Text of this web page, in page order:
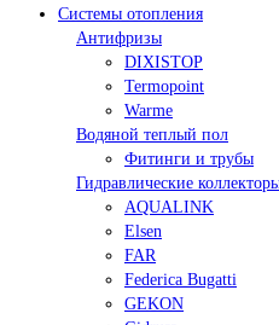
Системы отопления
Антифризы
DIXISTOP
Termopoint
Warme
Водяной теплый пол
Фитинги и трубы
Гидравлические
AQUALINK
Elsen
FAR
Federica Bugatti
GEKON